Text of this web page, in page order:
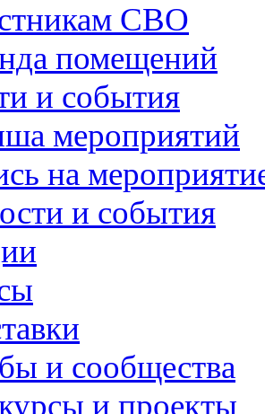
СВО
помещений
и события
мероприятий
на
и события
и сообщества
и проекты